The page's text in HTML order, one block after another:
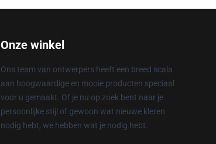
Onze winkel
Ons team van ontwerpers heeft een breed scala
aan hoogwaardige en mooie producten speciaal
voor u gemaakt. Of je nu op zoek bent naar je
persoonlijke stijl of gewoon wat nieuwe kleren
nodig hebt, we hebben wat je nodig hebt.